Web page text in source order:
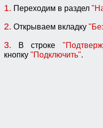
1. Переходим в раздел
2. Открываем вкладку
3. В строке
кнопку "Подключить".